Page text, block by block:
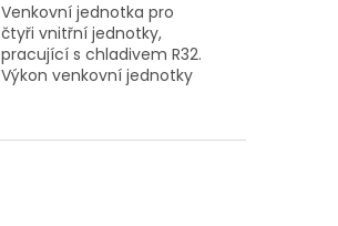
Venkovní jednotka pro
čtyři vnitřní jednotky,
pracující s chladivem R32.
Výkon venkovní jednotky